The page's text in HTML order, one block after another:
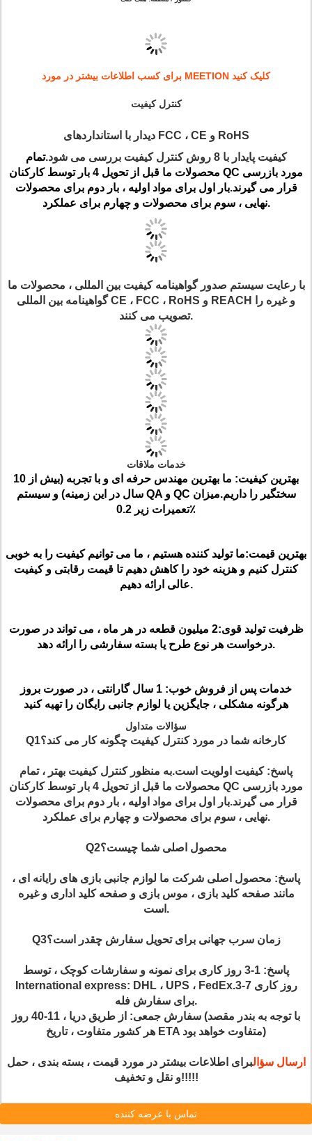
برای کسب اطلاعات بیشتر در مورد MEETION کلیک کنید
کنترل کیفیت
دیدار با استانداردهای FCC ، CE و RoHS
کیفیت پایدار با 8 روش کنترل کیفیت بررسی می شود.
تمام
محصولات ما قبل از تحویل 4 بار توسط کارکنان QC مورد بازرسی
قرار می گیرند.بار اول برای مواد اولیه ، بار دوم برای محصولات
نهایی ، سوم برای محصولات و چهارم برای عملکرد.
با رعایت سیستم صدور گواهینامه کیفیت بین المللی ، محصولات ما
گواهینامه بین المللی CE ، FCC ، RoHS و REACH و غیره را
تصویب می کنند.
خدمات ملاقات
بهترین کیفیت:
ما بهترین مهندس حرفه ای و با تجربه (بیش از 10
سال در این زمینه) و سیستم QA و QC سختگیر را داریم.میزان
تعمیرات زیر 0.2٪
بهترین قیمت:ما تولید کننده هستیم ، ما می توانیم کیفیت را به خوبی
کنترل کنیم و هزینه خود را کاهش دهیم تا قیمت رقابتی و کیفیت
عالی ارائه دهیم.
ظرفیت تولید قوی:
2 میلیون قطعه در هر ماه ، می تواند در صورت
درخواست هر نوع طرح یا بسته سفارشی را ارائه دهد.
خدمات پس از فروش خوب:
1 سال گارانتی ، در صورت بروز
هرگونه مشکلی ، جایگزین یا لوازم جانبی رایگان را تهیه کنید
سؤالات متداول
Q1کارخانه شما در مورد کنترل کیفیت چگونه کار می کند؟
پاسخ: کیفیت اولویت است.به منظور کنترل کیفیت بهتر ، تمام
محصولات ما قبل از تحویل 4 بار توسط کارکنان QC مورد بازرسی
قرار می گیرند.بار اول برای مواد اولیه ، بار دوم برای محصولات
نهایی ، سوم برای محصولات و چهارم برای عملکرد.
Q2محصول اصلی شما چیست؟
پاسخ: محصول اصلی شرکت ما لوازم جانبی بازی های رایانه ای ،
مانند صفحه کلید بازی ، موس بازی و صفحه کلید اداری و غیره
است.
Q3زمان سرب جهانی برای تحویل سفارش چقدر است؟
پاسخ: 1-3 روز کاری برای نمونه و سفارشات کوچک ، توسط
International express: DHL ، UPS ، FedEx.3-7 روز کاری
برای سفارش فله.
سفارش جمعی: از طریق دریا ، 11-40 روز (با توجه به بندر مقصد
هر کشور متفاوت ، تاریخ ETA متفاوت خواهد بود)
ارسال سؤالبرای اطلاعات بیشتر در مورد قیمت ، بسته بندی ، حمل
و نقل و تخفیف!!!!!
تماس با عرضه کننده